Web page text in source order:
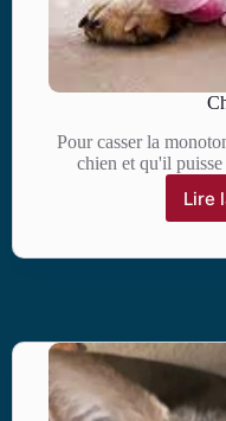
Pour casser la
chien et qu'il
Lire